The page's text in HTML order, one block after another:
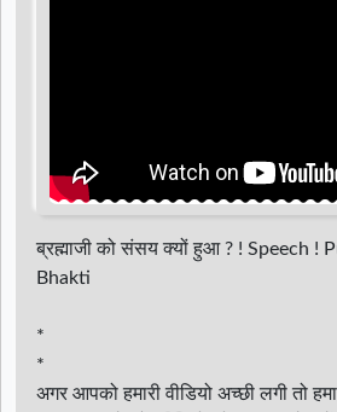
ब्रह्माजी को संसय क्यों हुआ ? ! Speech !
Bhakti
*
*
अगर आपको हमारी वीडियो अच्छी लगी तो